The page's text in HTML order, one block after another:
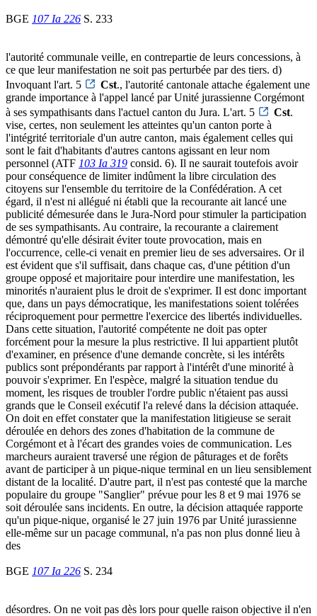
BGE 107 Ia 226 S. 233
l'autorité communale veille, en contrepartie de leurs concessions, à
ce que leur manifestation ne soit pas perturbée par des tiers. d)
Invoquant l'art. 5
Cst., l'autorité cantonale attache également une
grande importance à l'appel lancé par Unité jurassienne Corgémont
à ses sympathisants dans l'actuel canton du Jura. L'art. 5
Cst.
vise, certes, non seulement les atteintes qu'un canton porte à
l'intégrité territoriale d'un autre canton, mais également celles qui
sont le fait d'habitants d'autres cantons agissant en leur nom
personnel (ATF 103 Ia 319 consid. 6). Il ne saurait toutefois avoir
pour conséquence de limiter indûment la libre circulation des
citoyens sur l'ensemble du territoire de la Confédération. A cet
égard, il n'est ni allégué ni établi que la recourante ait lancé une
publicité démesurée dans le Jura-Nord pour stimuler la participation
de ses sympathisants. Au contraire, la recourante a clairement
démontré qu'elle désirait éviter toute provocation, mais en
l'occurrence, celle-ci venait en premier lieu de ses adversaires. Or il
est évident que s'il suffisait, dans chaque cas, d'une pétition d'un
groupe opposé et majoritaire pour interdire une manifestation, les
minorités n'auraient plus le droit de s'exprimer. Il est donc important
que, dans un pays démocratique, les manifestations soient tolérées
réciproquement pour permettre l'exercice des libertés individuelles.
Dans cette situation, l'autorité compétente ne doit pas opter
forcément pour la mesure la plus restrictive. Il lui appartient plutôt
d'examiner, en présence d'une demande concrète, si les intérêts
publics sont prépondérants par rapport à l'intérêt d'une minorité à
pouvoir s'exprimer. En l'espèce, malgré la situation tendue du
moment, les risques de troubler l'ordre public n'étaient pas aussi
grands que le Conseil exécutif l'a relevé dans la décision attaquée.
On doit en effet constater que la manifestation litigieuse se serait
déroulée en dehors des zones d'habitation de la commune de
Corgémont et à l'écart des grandes voies de communication. Les
marcheurs auraient traversé une région de pâturages et de forêts
avant de participer à un pique-nique terminal en un lieu sensiblement
distant de la localité. D'autre part, il n'est pas contesté que la marche
populaire du groupe "Sanglier" prévue pour les 8 et 9 mai 1976 se
soit déroulée sans incidents. En outre, la décision attaquée rapporte
qu'un pique-nique, organisé le 27 juin 1976 par Unité jurassienne
elle-même sur un pacage communal, n'a pas non plus donné lieu à
des
BGE 107 Ia 226 S. 234
désordres. On ne voit pas dès lors pour quelle raison objective il n'en